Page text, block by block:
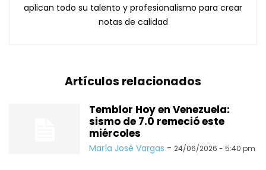
aplican todo su talento y profesionalismo para crear
notas de calidad
Artículos relacionados
Temblor Hoy en Venezuela:
sismo de 7.0 remeció este
miércoles
María José Vargas - 24/06/2026 - 5:40 pm